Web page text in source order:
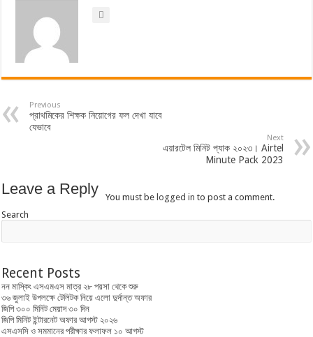
Previous
প্রাথমিকের শিক্ষক নিয়োগের ফল দেখা যাবে
যেভাবে
Next
এয়ারটেল মিনিট প্যাক ২০২৩। Airtel
Minute Pack 2023
Leave a Reply You must be logged in to post a comment.
Search
Recent Posts
নন মাস্কিং এসএমএস মাত্র ২৮ পয়সা থেকে শুরু
৩৬ জুলাই উপলক্ষে টেলিটক নিয়ে এলো দুর্দান্ত অফার
জিপি ৩০০ মিনিট মেয়াদ ৩০ দিন
জিপি মিনিট ইন্টারনেট অফার আগস্ট ২০২৬
এসএসসি ও সমমানের পরীক্ষার ফলাফল ১০ আগস্ট